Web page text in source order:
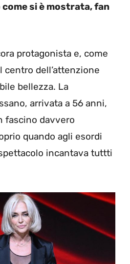
si è mostrata, fan
protagonista e, come
centro dell’attenzione
bellezza. La
arrivata a 56 anni,
fascino davvero
quando agli esordi
incantava tuttti